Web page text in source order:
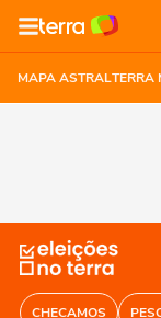
MAPA ASTRALTERRA
CHECAMOS